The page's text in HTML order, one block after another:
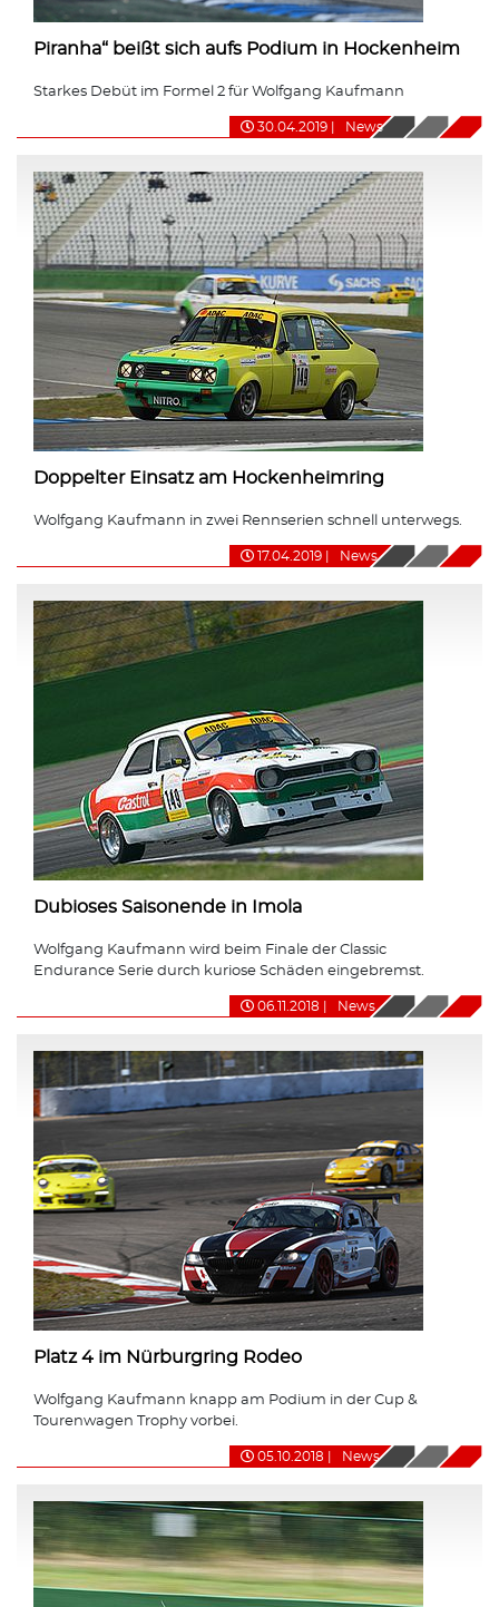
Piranha“ beißt sich aufs Podium in Hockenheim
Starkes Debüt im Formel 2 für Wolfgang Kaufmann
30.04.2019 News
Doppelter Einsatz am Hockenheimring
Wolfgang Kaufmann in zwei Rennserien schnell unterwegs.
17.04.2019 News
Dubioses Saisonende in Imola
Wolfgang Kaufmann wird beim Finale der Classic
Endurance Serie durch kuriose Schäden eingebremst.
06.11.2018 News
Platz 4 im Nürburgring Rodeo
Wolfgang Kaufmann knapp am Podium in der Cup &
Tourenwagen Trophy vorbei.
05.10.2018 News